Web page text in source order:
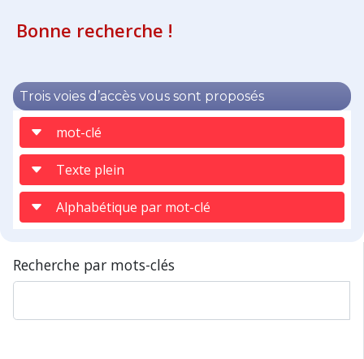
Bonne recherche !
Trois voies d’accès vous sont proposés
mot-clé
Texte plein
Alphabétique par mot-clé
Recherche par mots-clés